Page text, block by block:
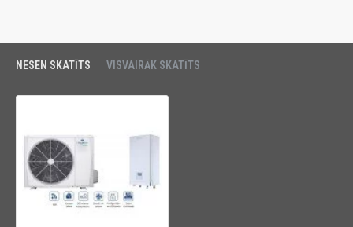
NESEN SKATĪTS VISVAIRĀK SKATĪTS